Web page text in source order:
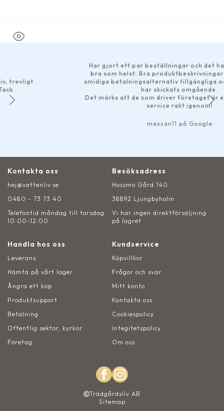
Har gjort ett par beställningar och det har fungerat hur
bra som helst. Bra produktbeskrivningar på hemsidan,
smidiga betalningsalternativ tillgängliga och leveranserna
har skickats omgående.
Det märks att de som driver företaget är engagerade. Bra
service rakt igenom!
mexsan11 på Google
Kontakta oss
hej@vattenliv.se
0480 - 73 73 40
Telefontid måndag till torsdag
10:00-12:00
Besöksadress
Hossmo Gård 140
38892 Ljungbyholm
Vi har ingen direktförsäljning
på lagret
Handla hos oss
Leverans
Hämta på vårt lager
Ångra ett köp
Produktsupport
Betalning
Offentlig sektor, kyrkor
Företag
Kundservice
Köpvillkor
Frågor och svar
Mitt konto
Kontakta oss
Cookiespolicy
Integitetspolicy
Om oss
Trädgårdsliv AB
Sitemap